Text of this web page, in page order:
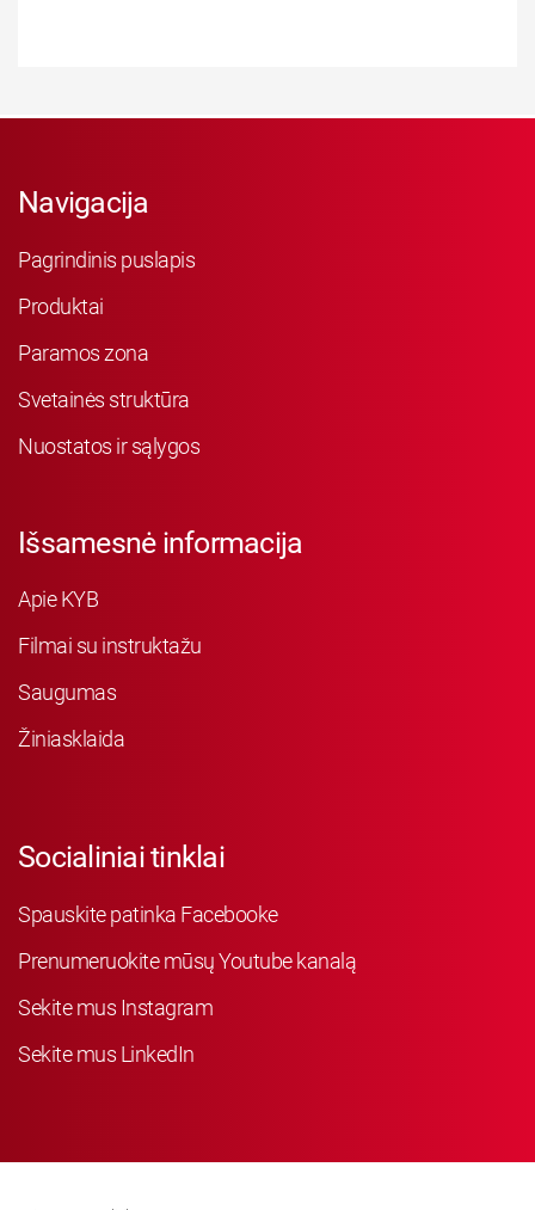
Navigacija
Pagrindinis puslapis
Produktai
Paramos zona
Svetainės struktūra
Nuostatos ir sąlygos
Išsamesnė informacija
Apie KYB
Filmai su instruktažu
Saugumas
Žiniasklaida
Socialiniai tinklai
Spauskite patinka Facebooke
Prenumeruokite mūsų Youtube kanalą
Sekite mus Instagram
Sekite mus LinkedIn